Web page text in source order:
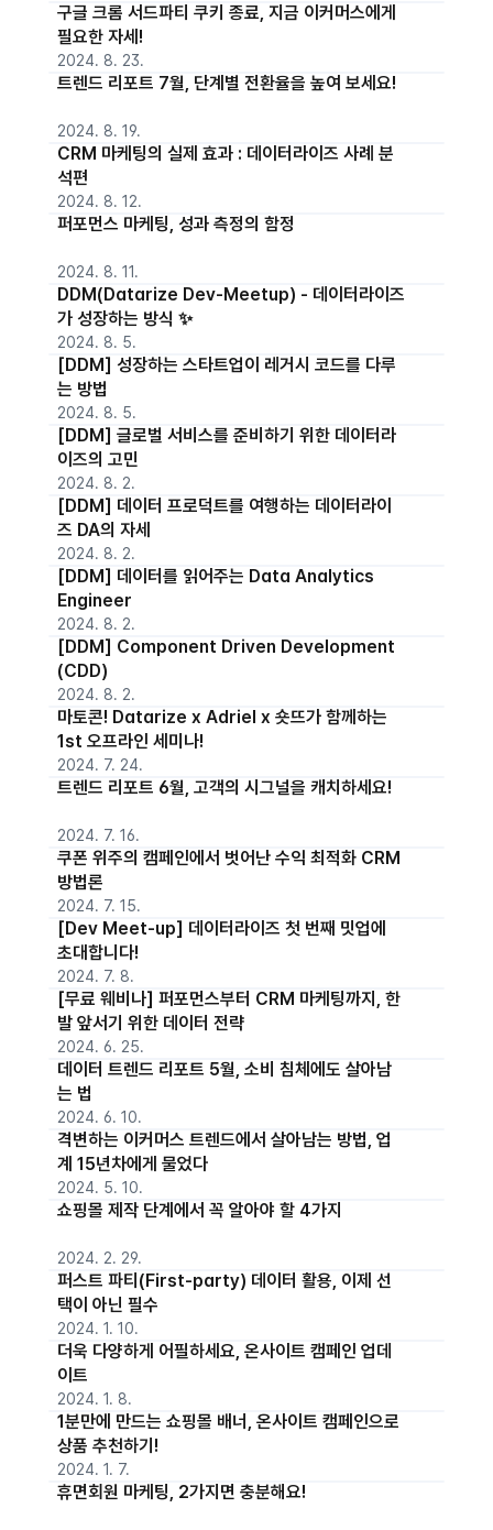
구글 크롬 서드파티 쿠키 종료, 지금 이커머스에게
필요한 자세!
2024. 8. 23.
트렌드 리포트 7월, 단계별 전환율을 높여 보세요!
2024. 8. 19.
CRM 마케팅의 실제 효과 : 데이터라이즈 사례 분
석편
2024. 8. 12.
퍼포먼스 마케팅, 성과 측정의 함정
2024. 8. 11.
DDM(Datarize Dev-Meetup) - 데이터라이즈
가 성장하는 방식 ✨
2024. 8. 5.
[DDM] 성장하는 스타트업이 레거시 코드를 다루
는 방법
2024. 8. 5.
[DDM] 글로벌 서비스를 준비하기 위한 데이터라
이즈의 고민
2024. 8. 2.
[DDM] 데이터 프로덕트를 여행하는 데이터라이
즈 DA의 자세
2024. 8. 2.
[DDM] 데이터를 읽어주는 Data Analytics
Engineer
2024. 8. 2.
[DDM] Component Driven Development
(CDD)
2024. 8. 2.
마토콘! Datarize x Adriel x 숏뜨가 함께하는
1st 오프라인 세미나!
2024. 7. 24.
트렌드 리포트 6월, 고객의 시그널을 캐치하세요!
2024. 7. 16.
쿠폰 위주의 캠페인에서 벗어난 수익 최적화 CRM
방법론
2024. 7. 15.
[Dev Meet-up] 데이터라이즈 첫 번째 밋업에
초대합니다!
2024. 7. 8.
[무료 웨비나] 퍼포먼스부터 CRM 마케팅까지, 한
발 앞서기 위한 데이터 전략
2024. 6. 25.
데이터 트렌드 리포트 5월, 소비 침체에도 살아남
는 법
2024. 6. 10.
격변하는 이커머스 트렌드에서 살아남는 방법, 업
계 15년차에게 물었다
2024. 5. 10.
쇼핑몰 제작 단계에서 꼭 알아야 할 4가지
2024. 2. 29.
퍼스트 파티(First-party) 데이터 활용, 이제 선
택이 아닌 필수
2024. 1. 10.
더욱 다양하게 어필하세요, 온사이트 캠페인 업데
이트
2024. 1. 8.
1분만에 만드는 쇼핑몰 배너, 온사이트 캠페인으로
상품 추천하기!
2024. 1. 7.
휴면회원 마케팅, 2가지면 충분해요!